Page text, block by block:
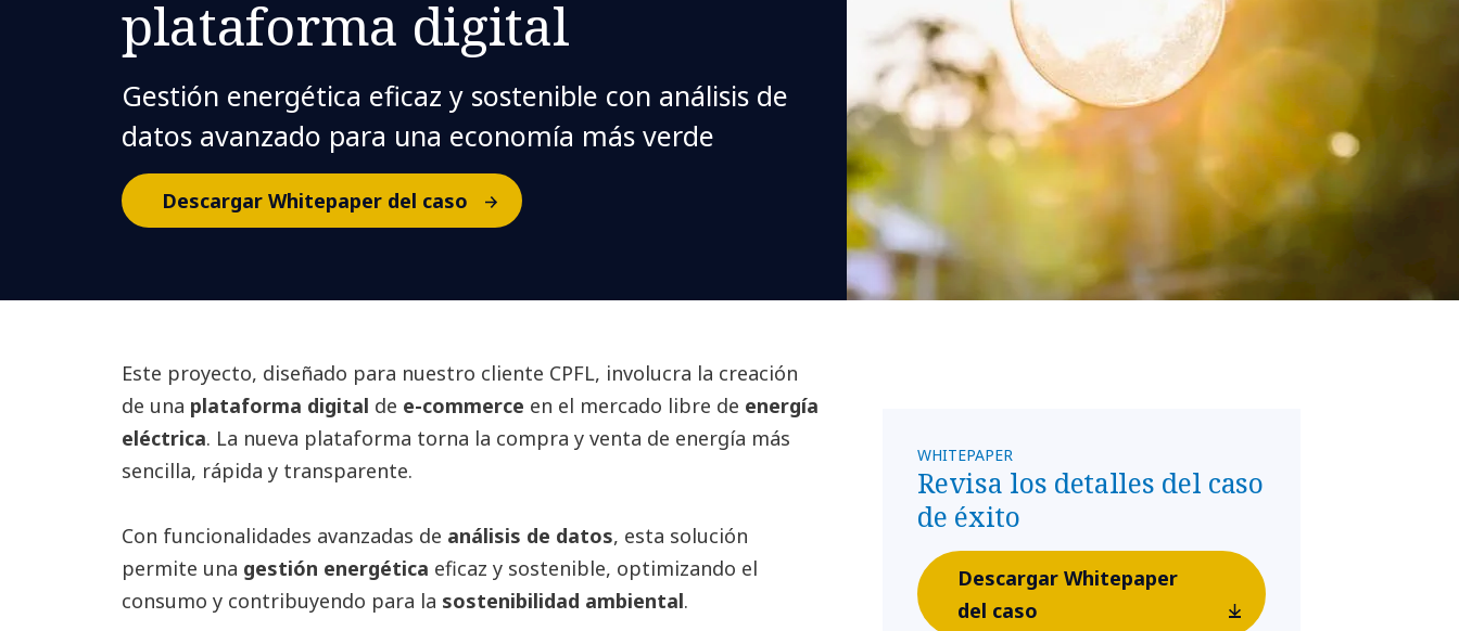
plataforma digital
Gestión energética eficaz y sostenible con análisis de
datos avanzado para una economía más verde
Descargar Whitepaper del caso
Este proyecto, diseñado para nuestro cliente CPFL, involucra la creación
de una plataforma digital de e-commerce en el mercado libre de energía
eléctrica. La nueva plataforma torna la compra y venta de energía más
sencilla, rápida y transparente.
Con funcionalidades avanzadas de análisis de datos, esta solución
permite una gestión energética eficaz y sostenible, optimizando el
consumo y contribuyendo para la sostenibilidad ambiental.
WHITEPAPER
Revisa los detalles del caso
de éxito
Descargar Whitepaper
del caso